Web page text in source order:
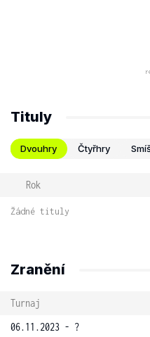
Tituly
Dvouhry Čtyřhry
Rok
Žádné tituly
Zranění
Turnaj
06.11.2023 - ?